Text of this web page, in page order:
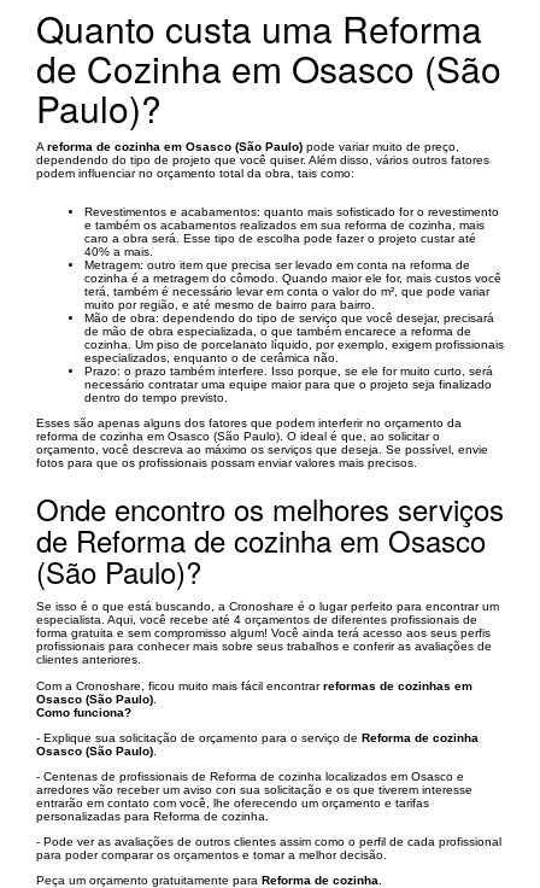
Quanto custa uma Reforma
de Cozinha em Osasco (São
Paulo)?
A reforma de cozinha em Osasco (São Paulo) pode variar muito de preço,
dependendo do tipo de projeto que você quiser. Além disso, vários outros fatores
podem influenciar no orçamento total da obra, tais como:
Revestimentos e acabamentos: quanto mais sofisticado for o revestimento
e também os acabamentos realizados em sua reforma de cozinha, mais
caro a obra será. Esse tipo de escolha pode fazer o projeto custar até
40% a mais.
Metragem: outro item que precisa ser levado em conta na reforma de
cozinha é a metragem do cômodo. Quando maior ele for, mais custos você
terá, também é necessário levar em conta o valor do m², que pode variar
muito por região, e até mesmo de bairro para bairro.
Mão de obra: dependendo do tipo de serviço que você desejar, precisará
de mão de obra especializada, o que também encarece a reforma de
cozinha. Um piso de porcelanato líquido, por exemplo, exigem profissionais
especializados, enquanto o de cerâmica não.
Prazo: o prazo também interfere. Isso porque, se ele for muito curto, será
necessário contratar uma equipe maior para que o projeto seja finalizado
dentro do tempo previsto.
Esses são apenas alguns dos fatores que podem interferir no orçamento da
reforma de cozinha em Osasco (São Paulo). O ideal é que, ao solicitar o
orçamento, você descreva ao máximo os serviços que deseja. Se possível, envie
fotos para que os profissionais possam enviar valores mais precisos.
Onde encontro os melhores serviços
de Reforma de cozinha em Osasco
(São Paulo)?
Se isso é o que está buscando, a Cronoshare é o lugar perfeito para encontrar um
especialista. Aqui, você recebe até 4 orçamentos de diferentes profissionais de
forma gratuita e sem compromisso algum! Você ainda terá acesso aos seus perfis
profissionais para conhecer mais sobre seus trabalhos e conferir as avaliações de
clientes anteriores.
Com a Cronoshare, ficou muito mais fácil encontrarreformas de cozinhas em
Osasco (São Paulo)
Como funciona?
- Explique sua solicitação de orçamento para o serviço de Reforma de cozinha
Osasco (São Paulo)
- Centenas de profissionais de Reforma de cozinha localizados em Osasco e
arredores vão receber um aviso con sua solicitação e os que tiverem interesse
entrarão em contato com você, lhe oferecendo um orçamento e tarifas
personalizadas para Reforma de cozinha.
- Pode ver as avaliações de outros clientes assim como o perfil de cada profissional
para poder comparar os orçamentos e tomar a melhor decisão.
Peça um orçamento gratuitamente para Reforma de cozinha